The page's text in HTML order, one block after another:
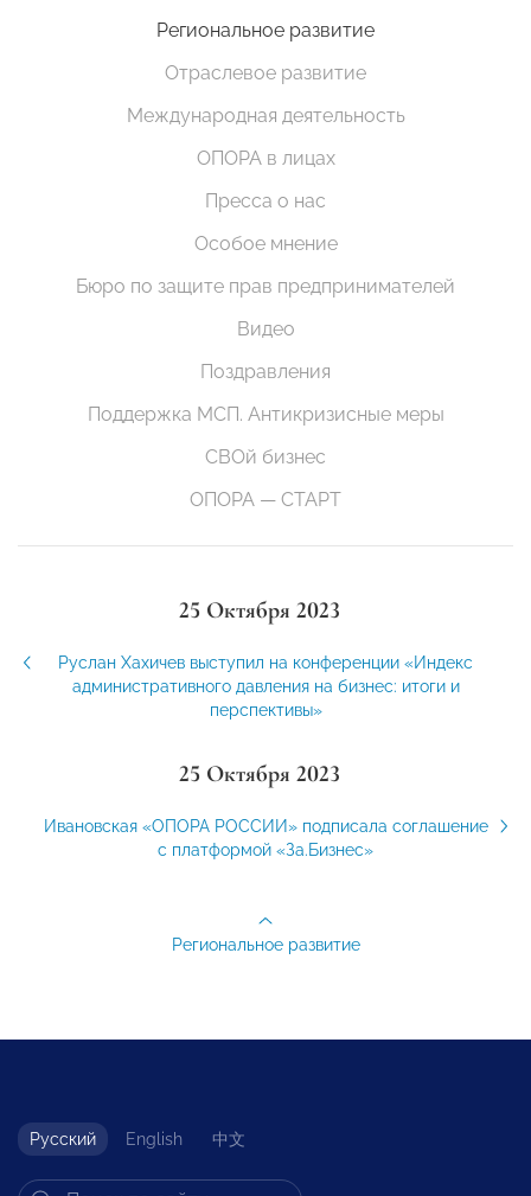
Региональное развитие
Отраслевое развитие
Международная деятельность
ОПОРА в лицах
Пресса о нас
Особое мнение
Бюро по защите прав предпринимателей
Видео
Поздравления
Поддержка МСП. Антикризисные меры
СВОй бизнес
ОПОРА — СТАРТ
25 Октября 2023
Руслан Хахичев выступил на конференции «Индекс
административного давления на бизнес: итоги и
перспективы»
25 Октября 2023
Ивановская «ОПОРА РОССИИ» подписала соглашение
с платформой «За.Бизнес»
Региональное развитие
Русский English 中文